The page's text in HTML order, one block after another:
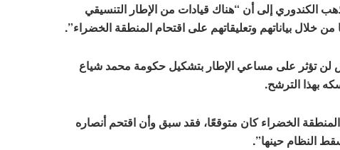
الكندوري إلى أن “هناك قيادات من الإطار التنسيقي
خلال بياناتهم وتعليقاتهم على اقتحام المنطقة الخضراء”.
لن تؤثر على مساعي الإطار بتشكيل حكومة محمد شياع
بهذا الترشح.
الخضراء كان متوقعًا، فقد سبق وأن اقتحم أنصاره